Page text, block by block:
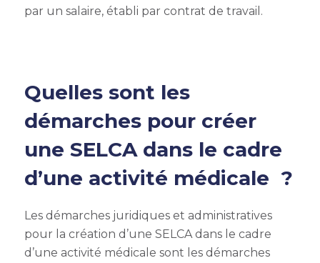
par un salaire, établi par contrat de travail.
Quelles sont les
démarches pour créer
une SELCA dans le cadre
d’une activité médicale ?
Les démarches juridiques et administratives
pour la création d’une SELCA dans le cadre
d’une activité médicale sont les démarches